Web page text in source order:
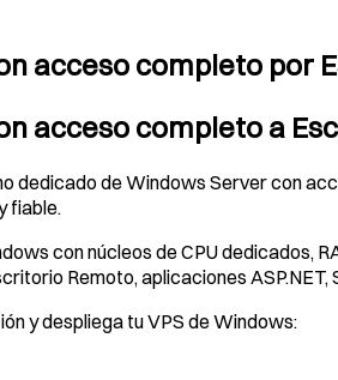
acceso completo por
acceso completo a
dedicado de Windows Server con
fiable.
con núcleos de CPU dedicados,
Remoto, aplicaciones
y despliega tu VPS de Windows: